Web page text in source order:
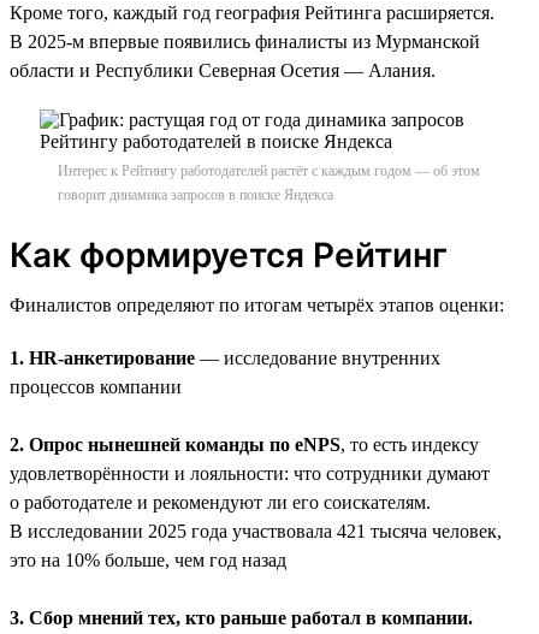
Кроме того, каждый год география Рейтинга расширяется.
В 2025-м впервые появились финалисты из Мурманской
области и Республики Северная Осетия — Алания.
Интерес к Рейтингу работодателей растёт с каждым годом — об этом
говорит динамика запросов в поиске Яндекса
Как формируется Рейтинг
Финалистов определяют по итогам четырёх этапов оценки:
1. HR-анкетирование — исследование внутренних
процессов компании
2. Опрос нынешней команды по eNPS, то есть индексу
удовлетворённости и лояльности: что сотрудники думают
о работодателе и рекомендуют ли его соискателям.
В исследовании 2025 года участвовала 421 тысяча человек,
это на 10% больше, чем год назад
3. Сбор мнений тех, кто раньше работал в компании.